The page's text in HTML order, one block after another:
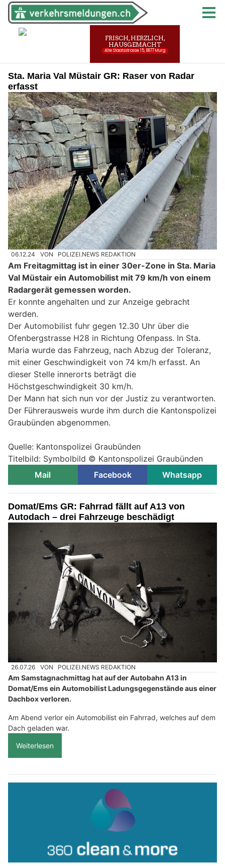
Sta. Maria Val Müstair GR: Raser von Radar
erfasst
06.12.24 VON POLIZEI.NEWS REDAKTION
Am Freitagmittag ist in einer 30er-Zone in Sta. Maria
Val Müstair ein Automobilist mit 79 km/h von einem
Radargerät gemessen worden.
Er konnte angehalten und zur Anzeige gebracht
werden.
Der Automobilist fuhr gegen 12.30 Uhr über die
Ofenbergstrasse H28 in Richtung Ofenpass. In Sta.
Maria wurde das Fahrzeug, nach Abzug der Toleranz,
mit einer Geschwindigkeit von 74 km/h erfasst. An
dieser Stelle innerorts beträgt die
Höchstgeschwindigkeit 30 km/h.
Der Mann hat sich nun vor der Justiz zu verantworten.
Der Führerausweis wurde ihm durch die Kantonspolizei
Graubünden abgenommen.
Quelle: Kantonspolizei Graubünden
Titelbild: Symbolbild © Kantonspolizei Graubünden
Mail
Facebook Whatsapp
Domat/Ems GR: Fahrrad fällt auf A13 von
Autodach – drei Fahrzeuge beschädigt
26.07.26 VON POLIZEI.NEWS REDAKTION
Am Samstagnachmittag hat auf der Autobahn A13 in
Domat/Ems ein Automobilist Ladungsgegenstände aus einer
Dachbox verloren.
Am Abend verlor ein Automobilist ein Fahrrad, welches auf dem
Dach geladen war.
Weiterlesen